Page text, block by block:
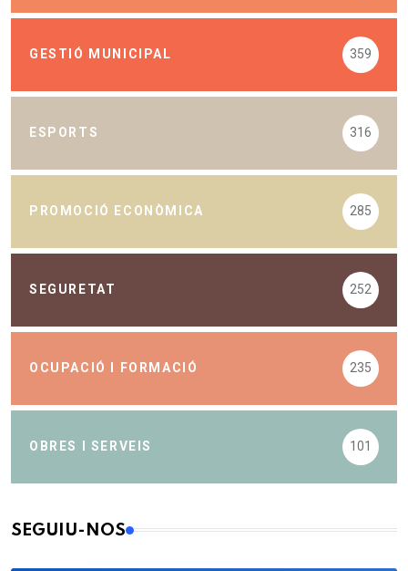
GESTIÓ MUNICIPAL 359
ESPORTS 316
PROMOCIÓ ECONÒMICA 285
SEGURETAT 252
OCUPACIÓ I FORMACIÓ 235
OBRES I SERVEIS 101
SEGUIU-NOS